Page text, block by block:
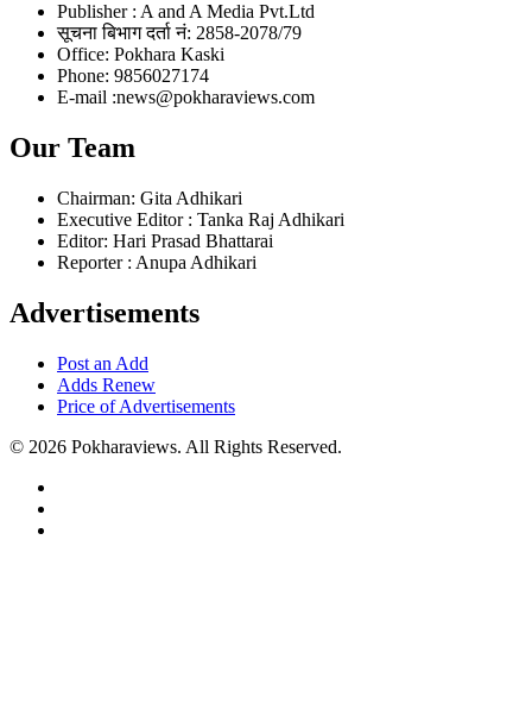
Publisher : A and A Media Pvt.Ltd
सूचना बिभाग दर्ता नं: 2858-2078/79
Office: Pokhara Kaski
Phone: 9856027174
E-mail :news@pokharaviews.com
Our Team
Chairman: Gita Adhikari
Executive Editor : Tanka Raj Adhikari
Editor: Hari Prasad Bhattarai
Reporter : Anupa Adhikari
Advertisements
Post an Add
Adds Renew
Price of Advertisements
© 2026 Pokharaviews. All Rights Reserved.